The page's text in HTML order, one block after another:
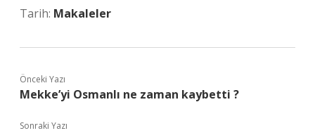
Tarih: Makaleler
Önceki Yazı
Mekke’yi Osmanlı ne zaman kaybetti ?
Sonraki Yazı